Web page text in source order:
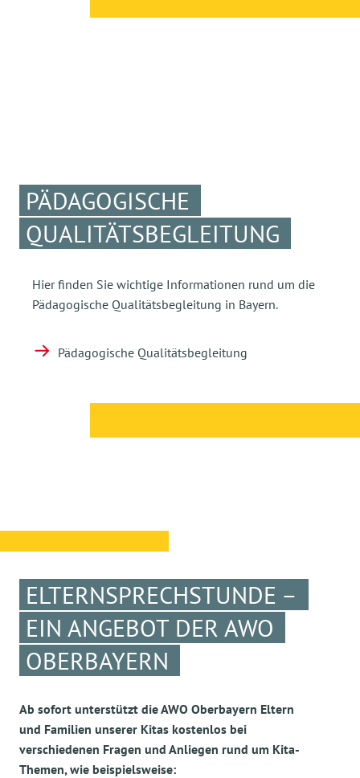
PÄDAGOGISCHE
QUALITÄTSBEGLEITUNG
Hier finden Sie wichtige Informationen rund um die
Pädagogische Qualitätsbegleitung in Bayern.
Pädagogische Qualitätsbegleitung
ELTERNSPRECHSTUNDE –
EIN ANGEBOT DER AWO
OBERBAYERN
Ab sofort unterstützt die AWO Oberbayern Eltern
und Familien unserer Kitas kostenlos bei
verschiedenen Fragen und Anliegen rund um Kita-
Themen, wie beispielsweise: